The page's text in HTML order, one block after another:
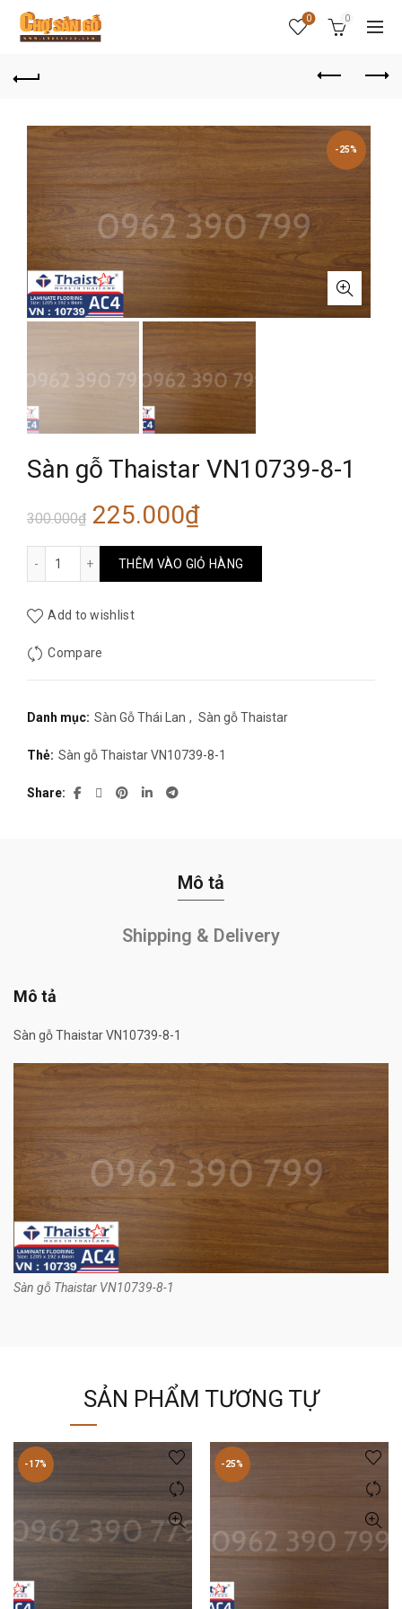
0 0
-25%
Sàn gỗ Thaistar VN10739-8-1
300.000₫ Giá
gốc
225.000₫Giá
hiện
Sàn gỗ Thaistar VN10739-8-1 số lượng
THÊM VÀO GIỎ HÀNG
Add to wishlist
Compare
Danh mục: Sàn Gỗ Thái Lan , Sàn gỗ Thaistar
Thẻ: Sàn gỗ Thaistar VN10739-8-1
Share
Mô tả
Shipping & Delivery
Mô tả
Sàn gỗ Thaistar VN10739-8-1
Sàn gỗ Thaistar VN10739-8-1
SẢN PHẨM TƯƠNG TỰ
-17% -25%